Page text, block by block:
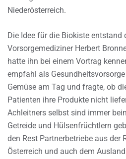
Niederösterreich.
Die Idee für die Biokiste
Vorsorgemediziner Herbert
hatte ihn bei einem Vortrag
empfahl als
Gemüse am Tag und fragte, ob
Patienten ihre Produkte nicht
Achleitners selbst sind immer
Getreide und Hülsenfrüchtlern
den Rest Partnerbetriebe aus der
Österreich und auch dem